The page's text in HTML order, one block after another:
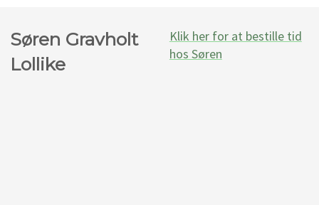
Søren Gravholt
Lollike
Klik her for at bestille tid
hos Søren​